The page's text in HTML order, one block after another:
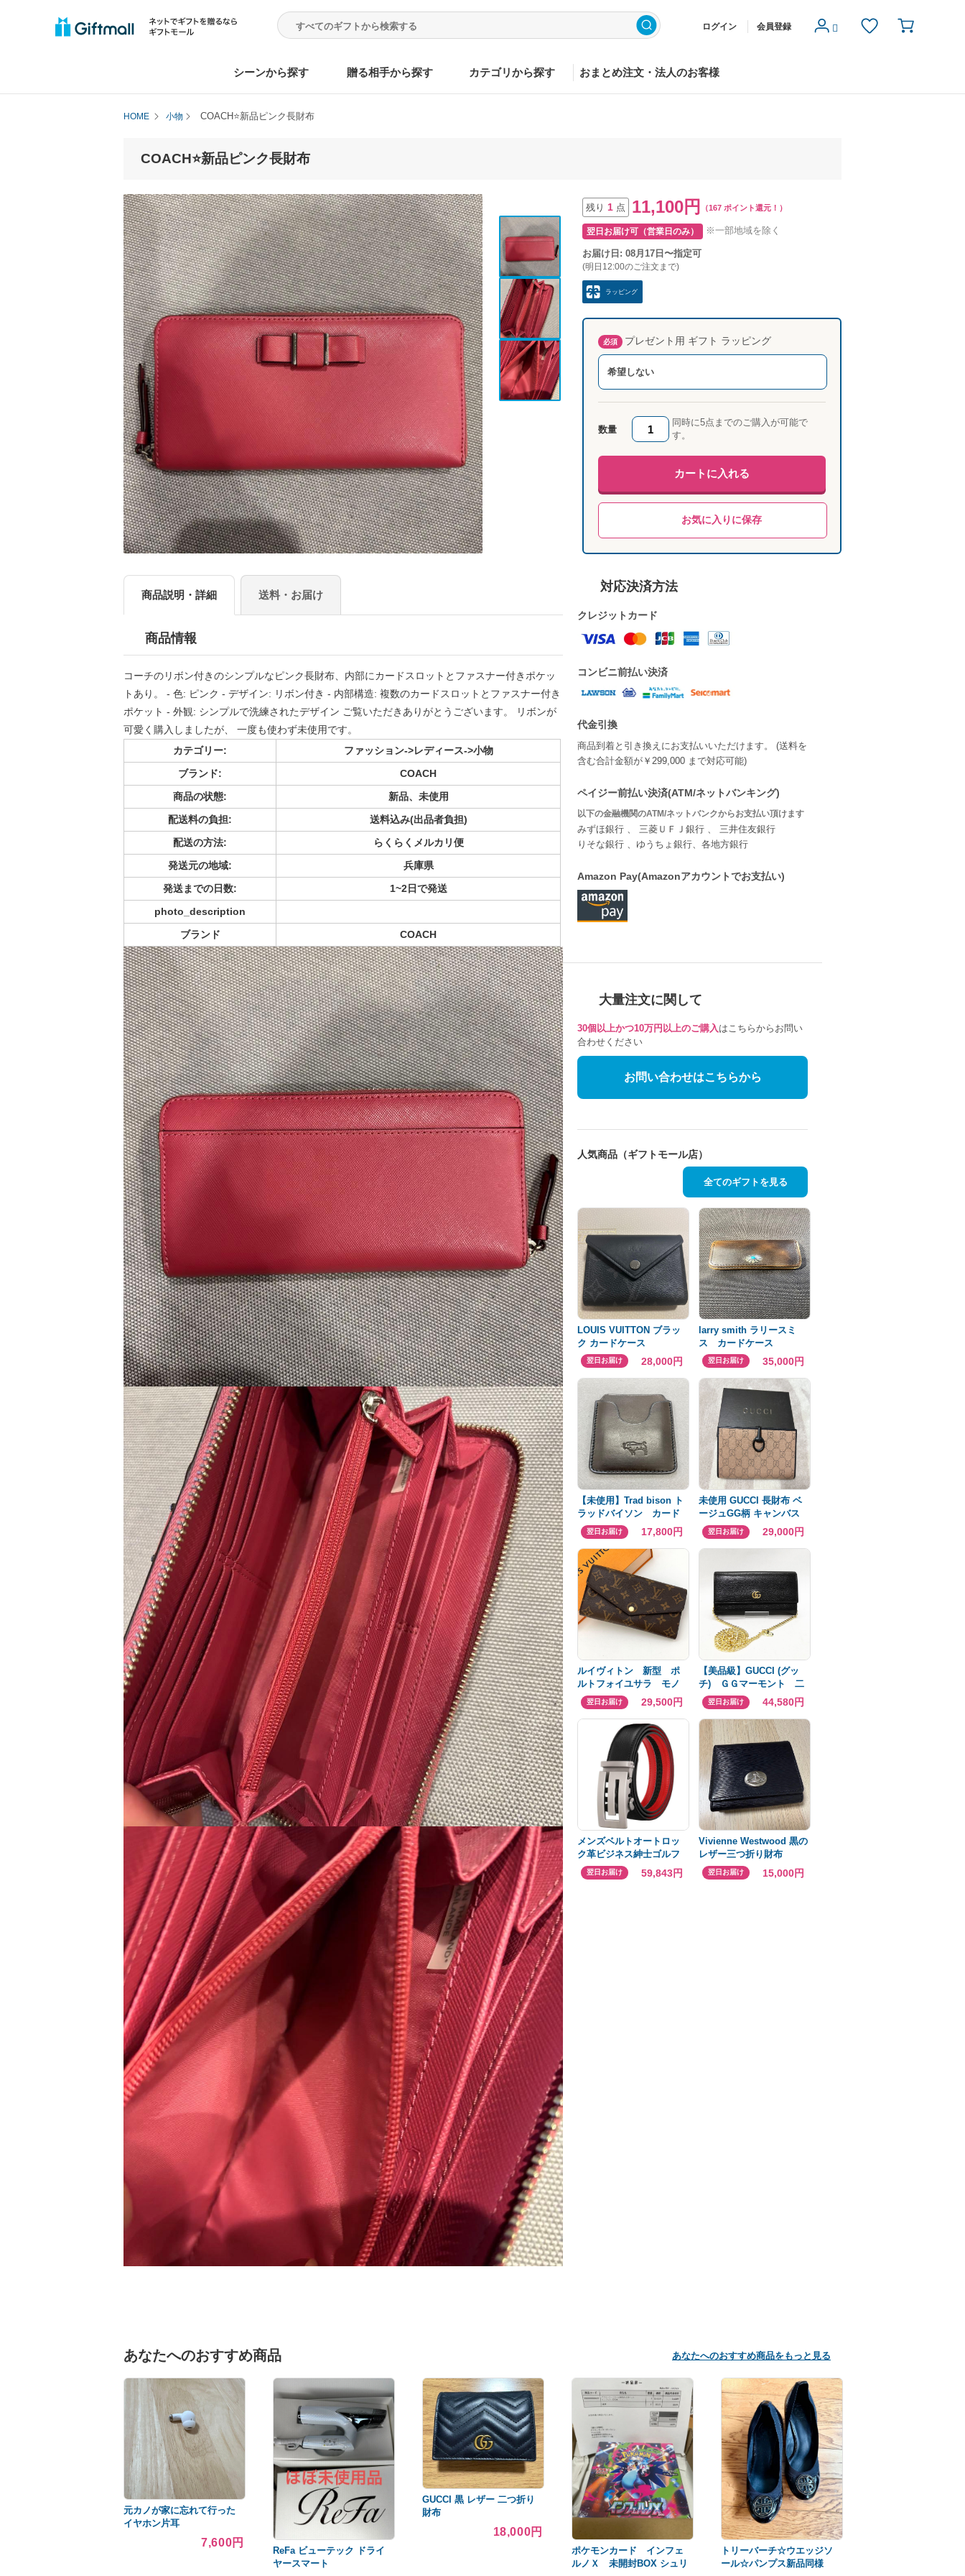
ログイン 会員登録
シーンから探す 贈る相手から探す カテゴリから探す おまとめ注文・法人のお客様
HOME 小物 COACH⭐️新品ピンク長財布
COACH⭐️新品ピンク長財布
商品説明・詳細 送料・お届け
商品情報
コーチのリボン付きのシンプルなピンク長財布、内部にカードスロットとファスナー付きポケッ
トあり。 - 色: ピンク - デザイン: リボン付き - 内部構造: 複数のカードスロットとファスナー付き
ポケット - 外観: シンプルで洗練されたデザイン ご覧いただきありがとうございます。 リボンが
可愛く購入しましたが、 一度も使わず未使用です。
カテゴリー:
ファッション->レディース->小物
ブランド:
COACH
商品の状態:
新品、未使用
配送料の負担:
送料込み(出品者負担)
配送の方法:
らくらくメルカリ便
発送元の地域:
兵庫県
発送までの日数:
1~2日で発送
photo_description
ブランド
COACH
残り 1 点 11,100円 （167 ポイント還元！）
翌日お届け可（営業日のみ） ※一部地域を除く
お届け日: 08月17日〜指定可
(明日12:00のご注文まで)
ラッピング
必須 プレゼント用 ギフト ラッピング
希望しない
数量
同時に5点までのご購入が可能で
す。
カートに入れる
お気に入りに保存
対応決済方法
クレジットカード
コンビニ前払い決済
代金引換
商品到着と引き換えにお支払いいただけます。 (送料を
含む合計金額が￥299,000 まで対応可能)
ペイジー前払い決済(ATM/ネットバンキング)
以下の金融機関のATM/ネットバンクからお支払い頂けます
みずほ銀行 、 三菱ＵＦＪ銀行 、 三井住友銀行
りそな銀行 、ゆうちょ銀行、各地方銀行
Amazon Pay(Amazonアカウントでお支払い)
大量注文に関して
30個以上かつ10万円以上のご購入 はこちらからお問い
合わせください
お問い合わせはこちらから
人気商品（ギフトモール店）
全てのギフトを見る
LOUIS VUITTON ブラッ
ク カードケース
翌日お届け 28,000円
larry smith ラリースミ
ス カードケース
翌日お届け 35,000円
【未使用】Trad bison ト
ラッドバイソン カード
ケース
翌日お届け 17,800円
未使用 GUCCI 長財布 ベ
ージュGG柄 キャンバス
翌日お届け 29,000円
ルイヴィトン 新型 ポ
ルトフォイユサラ モノ
グラム ￼M60531
翌日お届け 29,500円
【美品級】GUCCI (グッ
チ) ＧＧマーモント 二
つ折り長財布 レザー
黒
翌日お届け 44,580円
メンズベルトオートロッ
ク革ビジネス紳士ゴルフ
ベルトおしゃれレディー
ス黒赤5
翌日お届け 59,843円
Vivienne Westwood 黒の
レザー三つ折り財布
翌日お届け 15,000円
あなたへのおすすめ商品 あなたへのおすすめ商品をもっと見る
元カノが家に忘れて行った
イヤホン片耳
7,600円
ReFa ビューテック ドライ
ヤースマート
GUCCI 黒 レザー 二つ折り
財布
18,000円
ポケモンカード インフェ
ルノＸ 未開封BOX シュリ
トリーバーチ☆ウエッジソ
ール☆パンプス新品同様